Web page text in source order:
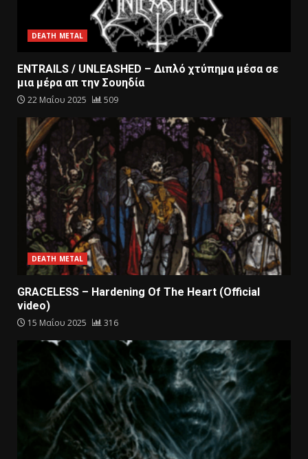
DEATH METAL
ENTRAILS / UNLEASHED – Διπλό χτύπημα μέσα σε
μια μέρα απ την Σουηδία
22 Μαΐου 2025 509
DEATH METAL
GRACELESS – Hardening Of The Heart (Official
video)
15 Μαΐου 2025 316